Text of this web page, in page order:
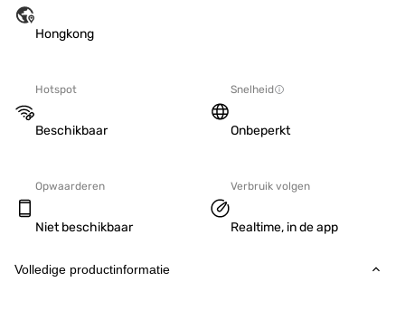
Hongkong
Hotspot
Beschikbaar
Snelheid
Onbeperkt
Opwaarderen
Niet beschikbaar
Verbruik volgen
Realtime, in de app
Volledige productinformatie